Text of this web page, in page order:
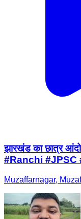
झारखंड का छात्र
#Ranchi #JPSC
Muzaffarnagar,